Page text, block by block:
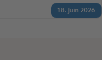
18. juin 2026